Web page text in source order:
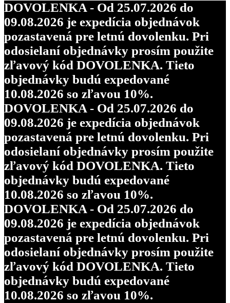
DOVOLENKA - Od 25.07.2026 do
09.08.2026 je expedícia objednávok
pozastavená pre letnú dovolenku. Pri
odosielaní objednávky prosím použite
zľavový kód DOVOLENKA. Tieto
objednávky budú expedované
10.08.2026 so zľavou 10%.
DOVOLENKA - Od 25.07.2026 do
09.08.2026 je expedícia objednávok
pozastavená pre letnú dovolenku. Pri
odosielaní objednávky prosím použite
zľavový kód DOVOLENKA. Tieto
objednávky budú expedované
10.08.2026 so zľavou 10%.
DOVOLENKA - Od 25.07.2026 do
09.08.2026 je expedícia objednávok
pozastavená pre letnú dovolenku. Pri
odosielaní objednávky prosím použite
zľavový kód DOVOLENKA. Tieto
objednávky budú expedované
10.08.2026 so zľavou 10%.